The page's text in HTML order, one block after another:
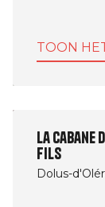
TOON
La
Fils
Dolus-